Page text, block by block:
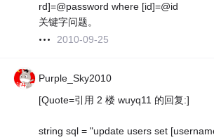
rd]=@password where [id]=@id
关键字问题。
2010-09-25
Purple_Sky2010
[Quote=引用 2 楼 wuyq11 的回复:]
string sql = "update users set